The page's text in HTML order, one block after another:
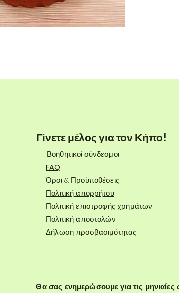
Γίνετε μέλος για τον Κήπο!
Βοηθητικοί σύνδεσμοι
FAQ
Όροι & Προϋποθέσεις
Πολιτική απορρήτου
Πολιτική επιστροφής χρημάτων
Πολιτική αποστολών
Δήλωση προσβασιμότητας
Θα σας ενημερώσουμε για τις